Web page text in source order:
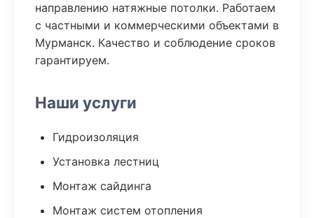
направлению натяжные потолки. Работаем
с частными и коммерческими объектами в
Мурманск. Качество и соблюдение сроков
гарантируем.
Наши услуги
Гидроизоляция
Установка лестниц
Монтаж сайдинга
Монтаж систем отопления